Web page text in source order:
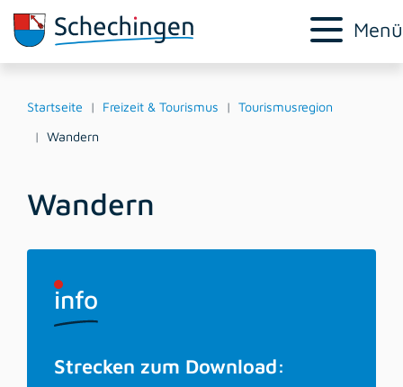
Menü
Startseite Freizeit & Tourismus
Tourismusregion
Wandern
Wandern
info
Strecken zum Download: